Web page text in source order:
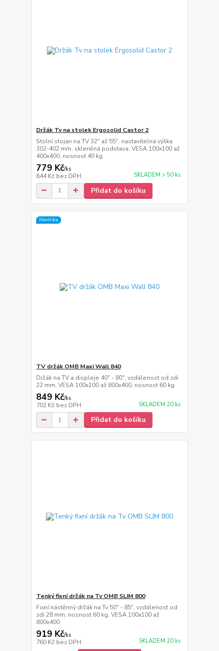
Držák Tv na stolek Ergosolid Castor 2
Stolní stojan na TV 32" až 55", nastavitelná výška
302-402 mm, skleněná podstava, VESA 100x100 až
400x400, nosnost 40 kg
779 Kč/ks
644 Kč bez DPH SKLADEM > 50 ks
Přidat do košíku
Novinka
TV držák OMB Maxi Wall 840
Držák na TV a displeje 40" - 80", vzdálenost od zdi
22 mm, VESA 100x100 až 800x400, nosnost 60 kg
849 Kč/ks
702 Kč bez DPH SKLADEM 20 ks
Přidat do košíku
Tenký fixní držák na Tv OMB SLIM 800
Fixní nástěnný držák na Tv 50" - 85", vzdálenost od
zdi 28 mm, nosnost 60 kg, VESA 100x100 až
800x400
919 Kč/ks
760 Kč bez DPH SKLADEM 20 ks